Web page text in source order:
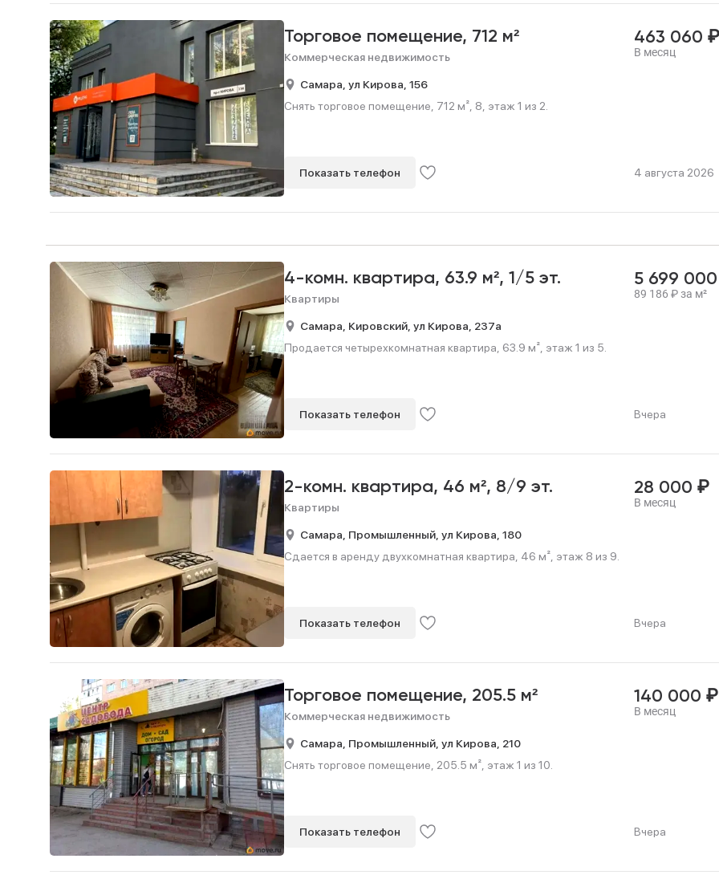
Торговое помещение, 712 м²
Коммерческая недвижимость
463 060 ₽
В месяц
Самара, ул Кирова, 156
Снять торговое помещение, 712 м², 8, этаж 1 из 2.
Показать телефон 4 августа 2026
4-комн. квартира, 63.9 м², 1/5 эт.
Квартиры
5 699
89 186 ₽за м²
Самара, Кировский, ул Кирова, 237а
Продается четырехкомнатная квартира, 63.9 м², этаж 1 из 5.
Показать телефон Вчера
2-комн. квартира, 46 м², 8/9 эт.
Квартиры
28 000 ₽
В месяц
Самара, Промышленный, ул Кирова, 180
Сдается в аренду двухкомнатная квартира, 46 м², этаж 8 из 9.
Показать телефон Вчера
Торговое помещение, 205.5 м²
Коммерческая недвижимость
140 000 ₽
В месяц
Самара, Промышленный, ул Кирова, 210
Снять торговое помещение, 205.5 м², этаж 1 из 10.
Показать телефон Вчера